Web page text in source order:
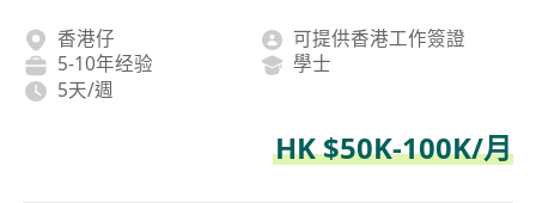
香港仔
可提供香港工作簽證
5-10年经验
學士
5天/週
HK $50K-100K/月